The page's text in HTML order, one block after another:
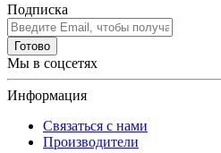
Подписка
Готово
Мы в соцсетях
Информация
Связаться с нами
Производители